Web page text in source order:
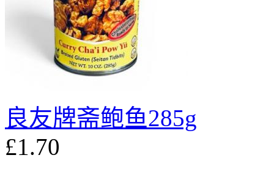
良友牌斋鲍鱼285g
£1.70